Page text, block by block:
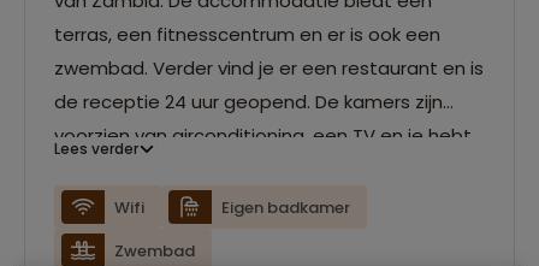
terras, een fitnesscentrum en er is ook een
zwembad. Verder vind je er een restaurant en is
de receptie 24 uur geopend. De kamers zijn
voorzien van airconditioning, een TV en je hebt
Lees verder
Wifi
Eigen badkamer
Zwembad